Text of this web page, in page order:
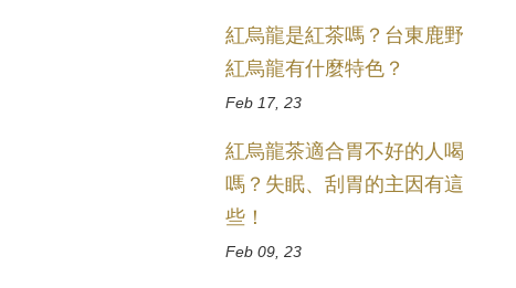
紅烏龍是紅茶嗎？台東鹿野
紅烏龍有什麼特色？
Feb 17, 23
紅烏龍茶適合胃不好的人喝
嗎？失眠、刮胃的主因有這
些！
Feb 09, 23